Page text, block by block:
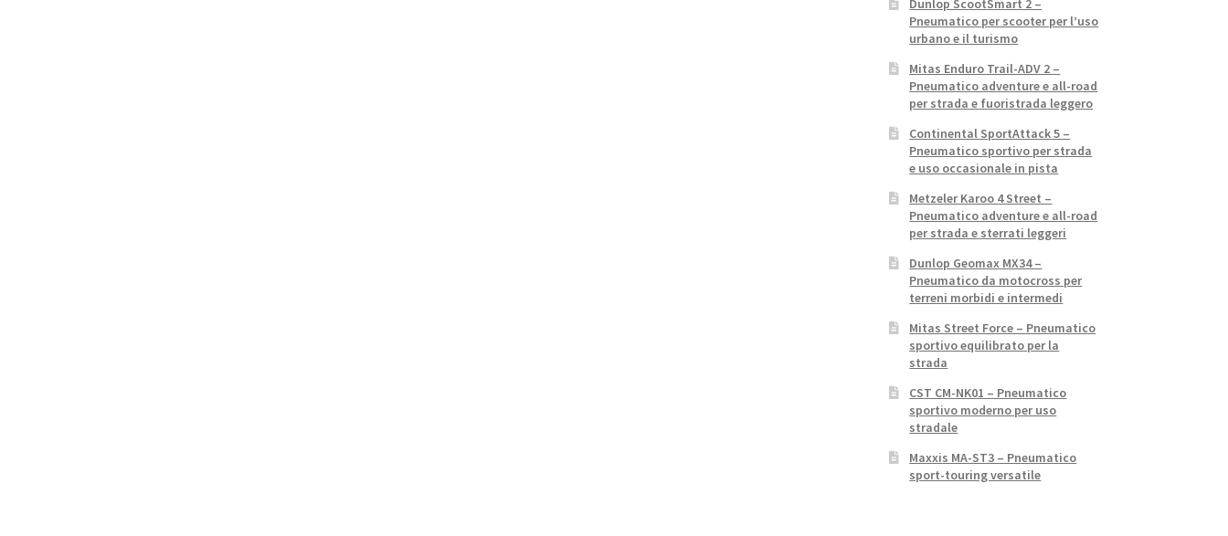
Dunlop ScootSmart 2 –
Pneumatico per scooter per l’uso
urbano e il turismo
Mitas Enduro Trail-ADV 2 –
Pneumatico adventure e all-road
per strada e fuoristrada leggero
Continental SportAttack 5 –
Pneumatico sportivo per strada
e uso occasionale in pista
Metzeler Karoo 4 Street –
Pneumatico adventure e all-road
per strada e sterrati leggeri
Dunlop Geomax MX34 –
Pneumatico da motocross per
terreni morbidi e intermedi
Mitas Street Force – Pneumatico
sportivo equilibrato per la
strada
CST CM-NK01 – Pneumatico
sportivo moderno per uso
stradale
Maxxis MA-ST3 – Pneumatico
sport-touring versatile